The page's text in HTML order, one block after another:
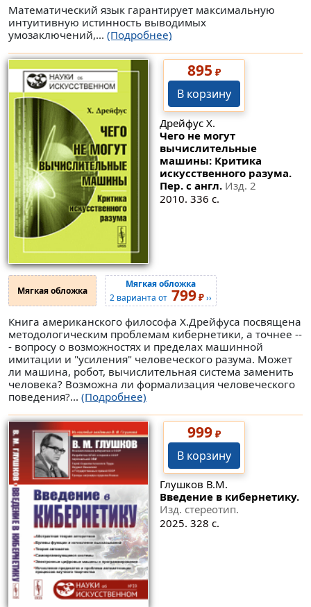
Математический язык гарантирует максимальную
интуитивную истинность выводимых
умозаключений,... (Подробнее)
895 ₽
В корзину
Дрейфус Х.
Чего не могут
вычислительные
машины: Критика
искусственного разума.
Пер. с англ. Изд. 2
2010. 336 с.
Мягкая обложка
Мягкая обложка
2 варианта от 799₽››
Книга американского философа Х.Дрейфуса посвящена
методологическим проблемам кибернетики, а точнее --
- вопросу о возможностях и пределах машинной
имитации и "усиления" человеческого разума. Может
ли машина, робот, вычислительная система заменить
человека? Возможна ли формализация человеческого
поведения?... (Подробнее)
999₽
В корзину
Глушков В.М.
Введение в кибернетику.
Изд. стереотип.
2025. 328 с.